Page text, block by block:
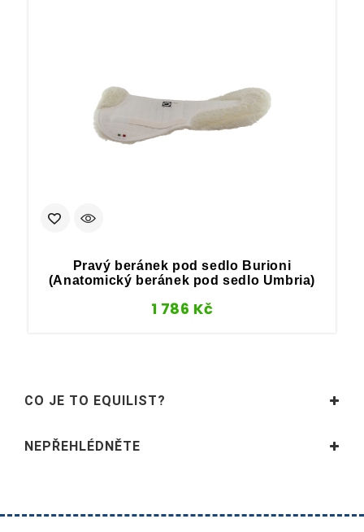
Pravý beránek pod sedlo Burioni
(Anatomický beránek pod sedlo Umbria)
1 786 Kč
CO JE TO EQUILIST?
NEPŘEHLÉDNĚTE